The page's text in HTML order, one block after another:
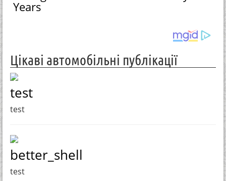
Years
Цікаві автомобільні публікації
test
test
better_shell
test